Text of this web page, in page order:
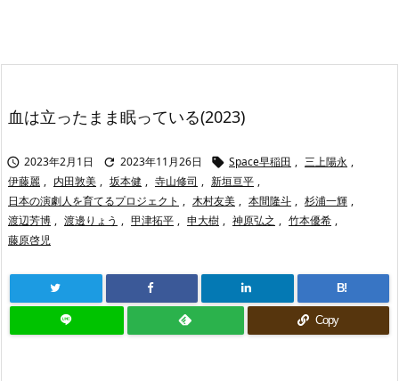
血は立ったまま眠っている(2023)
 2023年2月1日  2023年11月26日  Space早稲田 , 三上陽永 ,
伊藤麗 , 内田敦美 , 坂本健 , 寺山修司 , 新垣亘平 ,
日本の演劇人を育てるプロジェクト , 木村友美 , 本間隆斗 , 杉浦一輝 ,
渡辺芳博 , 渡邊りょう , 甲津拓平 , 申大樹 , 神原弘之 , 竹本優希 ,
藤原啓児
B!
Copy